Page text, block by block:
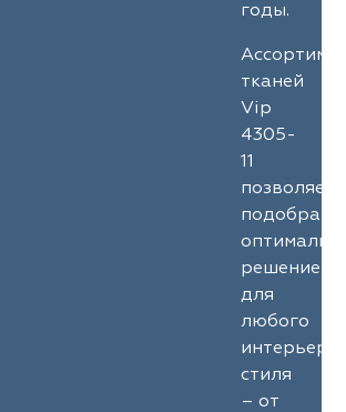
годы.
тканей
Vip
4305-
11
позволяет
подобрать
решение
для
любого
стиля
– от